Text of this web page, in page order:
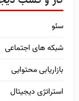
سئو
شبکه های اجتماعی
بازاریابی محتوایی
استراتژی دیجیتال